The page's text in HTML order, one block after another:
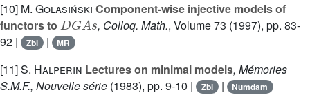
[10] M. Golasiński Component-wise injective models of
functors to
DGAs
, Colloq. Math., Volume 73 (1997), pp. 83-
92 |
Zbl | MR
[11]S. Halperin Lectures on minimal models, Mémories
S.M.F., Nouvelle série (1983), pp. 9-10 | Zbl | Numdam